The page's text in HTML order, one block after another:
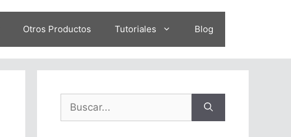
Otros Productos Tutoriales Blog
Buscar: